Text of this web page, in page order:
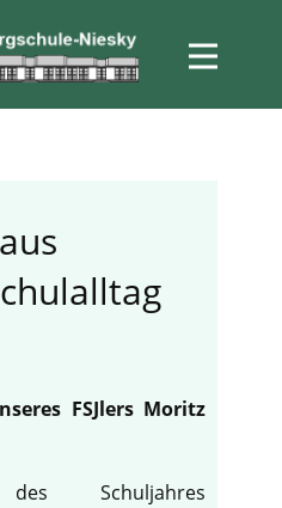
FSJlers Moritz
Schuljahres